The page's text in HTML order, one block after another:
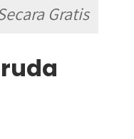
Gratis